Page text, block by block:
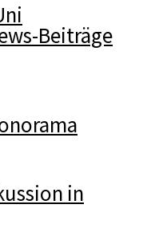
Beiträge
in